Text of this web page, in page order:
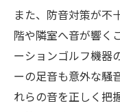
また、防音対策が不
階や隣室へ音が響く
ーションゴルフ機器
ーの足音も意外な騒
れらの音を正しく把